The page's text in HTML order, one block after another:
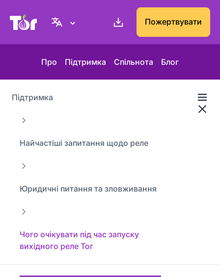
Вебсайт проєкту Tor Пожертвувати
Про Підтримка Спільнота Блог
Підтримка
Найчастіші запитання щодо реле
Юридичні питання та зловживання
Чого очікувати під час запуску
вихідного реле Tor